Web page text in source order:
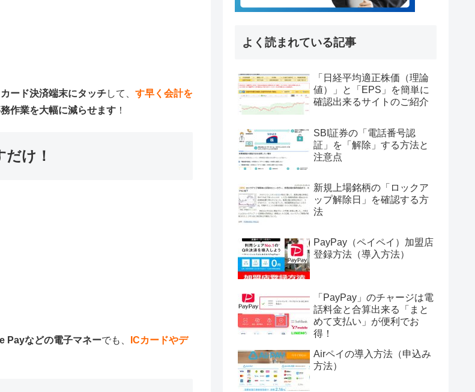
カード決済端末にタッチして、 す早く会計を
作業を大幅に減らせます ！
け！
Payなどの電子マネーでも、
ICカードやデ
よく読まれている記事
「日経平均適正株価（理論
値）」と「EPS」を簡単に
確認出来るサイトのご紹介
SBI証券の「電話番号認
証」を「解除」する方法と
注意点
新規上場銘柄の「ロックア
ップ解除日」を確認する方
法
PayPay（ペイペイ）加盟店
登録方法（導入方法）
「PayPay」のチャージは電
話料金と合算出来る「まと
めて支払い」が便利でお
得！
Airペイの導入方法（申込み
方法）